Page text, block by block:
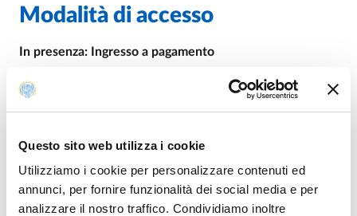
Questo sito web utilizza i cookie
Utilizziamo i cookie per personalizzare contenuti ed
annunci, per fornire funzionalità dei social media e per
analizzare il nostro traffico. Condividiamo inoltre
Modalità di accesso
In presenza: Ingresso a pagamento
Per informazioni sugli spettacoli e sulle prenotazioni
possibile contattare Lenz Fondazione ai numeri 0521
all’indirizzo info@lenzfondazione.it
- Intero: 20 euro